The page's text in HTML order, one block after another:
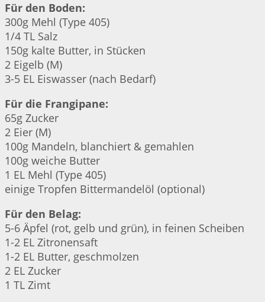
Für den Boden:
300g Mehl (Type 405)
1/4 TL Salz
150g kalte Butter, in Stücken
2 Eigelb (M)
3-5 EL Eiswasser (nach Bedarf)
Für die Frangipane:
65g Zucker
2 Eier (M)
100g Mandeln, blanchiert & gemahlen
100g weiche Butter
1 EL Mehl (Type 405)
einige Tropfen Bittermandelöl (optional)
Für den Belag:
5-6 Äpfel (rot, gelb und grün), in feinen Scheiben
1-2 EL Zitronensaft
1-2 EL Butter, geschmolzen
2 EL Zucker
1 TL Zimt